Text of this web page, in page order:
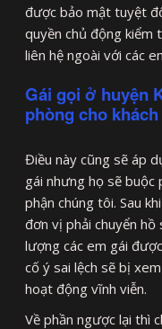
được bảo mật tuyệt
quyền chủ động kiểm
liên hệ ngoài với các
Gái gọi ở huyện
phòng cho khách
Điều này cũng sẽ áp
gái nhưng họ sẽ
phận chúng tôi. Sau
đơn vị phải chuyển
lượng các em gái
cố ý sai lệch sẽ bị
hoạt động vĩnh viễn.
Về phần ngược lại thì